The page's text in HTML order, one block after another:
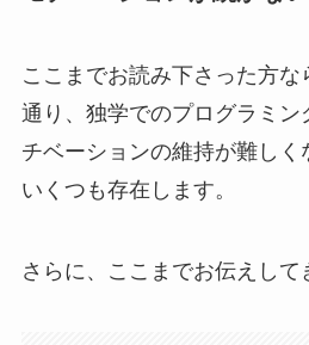
ここまでお読み下さった方
通り、独学でのプログラミン
チベーションの維持が難し
いくつも存在します。
さらに、ここまでお伝えして